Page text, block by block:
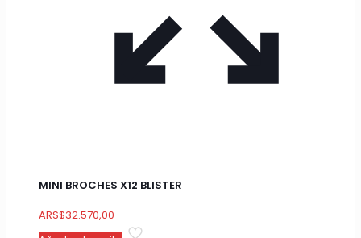
MINI BROCHES X12 BLISTER
ARS$32.570,00